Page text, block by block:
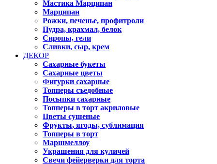
Мастика Марципан
Марципан
Рожки, печенье, профитроли
Пудра, крахмал, белок
Сиропы, гели
Сливки, сыр, крем
ДЕКОР
Сахарные букеты
Сахарные цветы
Фигурки сахарные
Топперы съедобные
Посыпки сахарные
Топперы в торт акриловые
Цветы сушеные
Фрукты, ягоды, сублимация
Топперы в торт
Маршмеллоу
Украшения для куличей
Свечи фейерверки для торта